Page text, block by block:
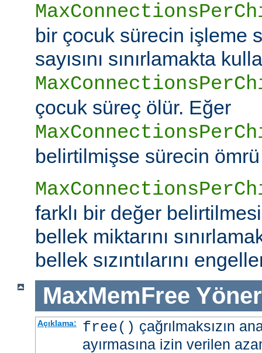
bir çocuk sürecin işleme
sayısını sınırlamakta
çocuk süreç ölür. Eğer
belirtilmişse sürecin
farklı bir değer
bellek miktarını
bellek sızıntılarını
MaxMemFree
Açıklama: free() çağrılmaksızın
ayırmasına izin verilen